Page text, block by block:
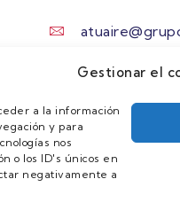
Gestionar el
a la información
y para
nos
o los ID's únicos en
negativamente a